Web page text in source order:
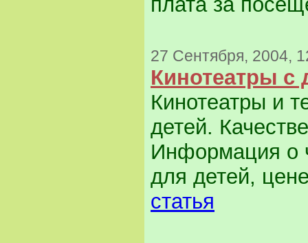
27 Сентября, 2004,
Кинотеатры с
Кинотеатры и
детей.
Информация о
для детей,
статья